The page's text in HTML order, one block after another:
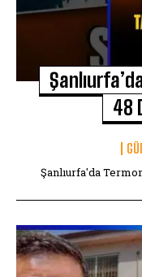
48
Şanlıurfa'da